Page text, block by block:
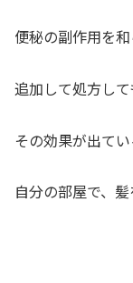
便秘の副作用を和
追加して処方して
その効果が出て
自分の部屋で、髪